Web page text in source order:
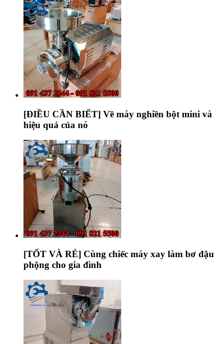
[ĐIỀU CẦN BIẾT] Về máy nghiền bột mini và
hiệu quả của nó
[TỐT VÀ RẺ] Cùng chiếc máy xay làm bơ đậu
phộng cho gia đình